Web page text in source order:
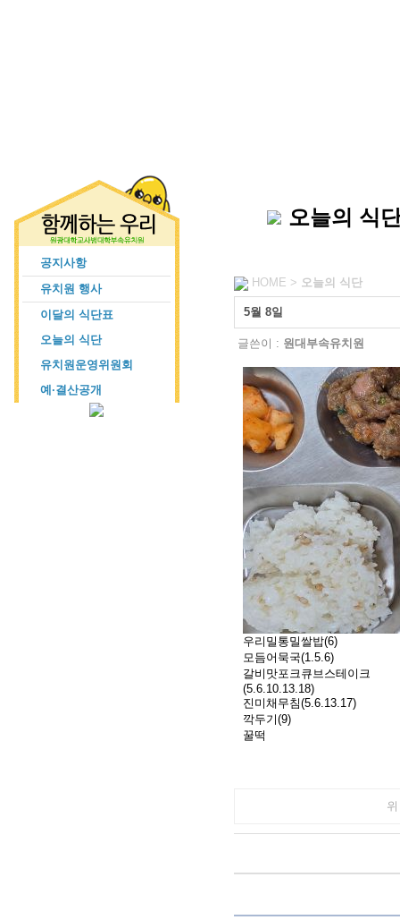
공지사항
유치원 행사
이달의 식단표
오늘의 식단
유치원운영위원회
예·결산공개
오늘의 식
HOME > 오늘의 식단
5월 8일
글쓴이 : 원대부속유치원
우리밀통밀쌀밥(6)
모듬어묵국(1.5.6)
갈비맛포크큐브스테이크
(5.6.10.13.18)
진미채무침(5.6.13.17)
깍두기(9)
꿀떡